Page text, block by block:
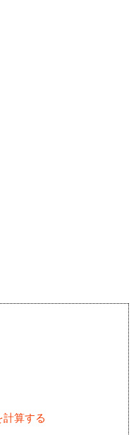
算する